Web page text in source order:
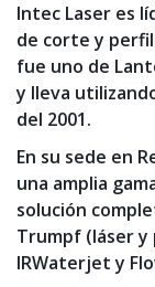
Intec Laser es
de corte y
fue uno de
y lleva
del 2001.
En su sede en
una amplia
solución
Trumpf (láser y
IRWaterjet y